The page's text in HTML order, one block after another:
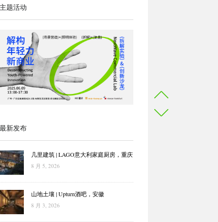
题活动
新发布
几里建筑 | LAGO意大利家庭厨房，重庆
8 月 5, 2026
山地土壤 | Upturn酒吧，安徽
8 月 3, 2026